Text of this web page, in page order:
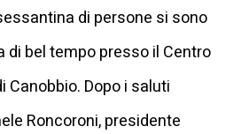
di persone si sono
di bel tempo presso il Centro
Canobbio. Dopo i saluti
Roncoroni, presidente